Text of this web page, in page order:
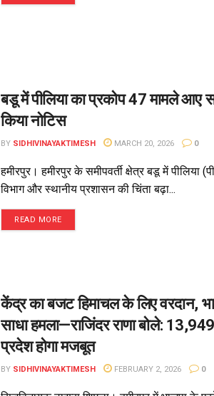
बडू में पीलिया का प्रकोप 47 मामले आए
किया नोटिस
BY SIDHIVINAYAKTIMESH MARCH 20, 2026 0
हमीरपुर। हमीरपुर के समीपवर्ती क्षेत्र बडू में पीलिया
विभाग और स्थानीय प्रशासन की चिंता बढ़ा...
READ MORE
केंद्र का बजट हिमाचल के लिए वरदान,
साधा हमला—राजिंदर राणा बोले:
प्रदेश होगा मजबूत
BY SIDHIVINAYAKTIMESH FEBRUARY 2, 2026 0